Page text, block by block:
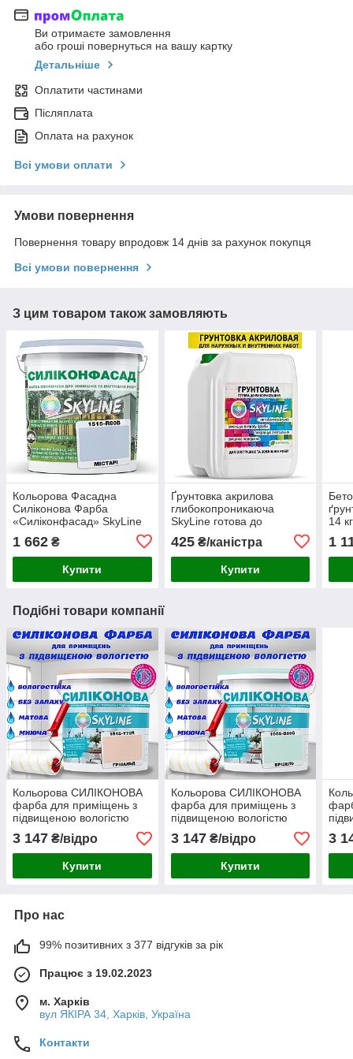
Ви отримаєте замовлення
або гроші повернуться на вашу картку
Детальніше
Оплатити частинами
Післяплата
Оплата на рахунок
Всі умови оплати
Умови повернення
Повернення товару впродовж 14 днів за рахунок покупця
Всі умови повернення
З цим товаром також замовляють
Кольорова Фасадна
Силіконова Фарба
«Силіконфасад» SkyLine
1 662 ₴
Купити
Ґрунтовка акрилова
глибокопроникаюча
SkyLine готова до
425₴/каністра
Купити
14
1
Подібні товари компанії
Кольорова СИЛІКОНОВА
фарба для приміщень з
підвищеною вологістю
миюча протигрибкова
матова емаль SkyLine
Грівальд 10 л
3 147 ₴/відро
Купити
Кольорова СИЛІКОНОВА
фарба для приміщень з
підвищеною вологістю
миюча протигрибкова
матова емаль SkyLine
Брізель 10 л
3 147₴/відро
Купити
3
Про нас
99% позитивних з 377 відгуків за рік
Працює з 19.02.2023
м. Харків
вул ЯКІРА 34, Харків, Україна
Контакти